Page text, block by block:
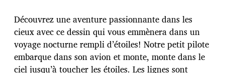
e
d
e
p
u
b
Découvrez une aventure passionnante dans les
cieux avec ce dessin qui vous emmènera dans un
voyage nocturne rempli d’étoiles! Notre petit pilote
embarque dans son avion et monte, monte dans le
ciel jusqu’à toucher les étoiles. Les lignes sont